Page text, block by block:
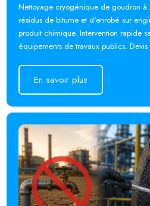
Nettoyage cryogénique de goudron
résidus de bitume et d'enrobé sur
produit chimique. Intervention rapide
équipements de travaux publics.
En savoir plus